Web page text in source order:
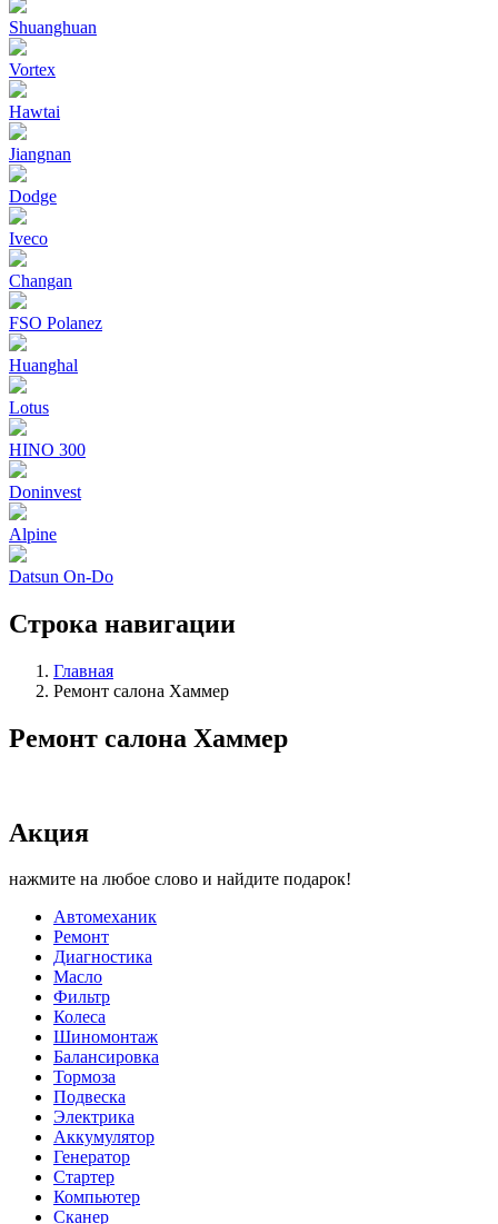
Shuanghuan
Vortex
Hawtai
Jiangnan
Dodge
Iveco
Changan
FSO Polanez
Huanghal
Lotus
HINO 300
Doninvest
Alpine
Datsun On-Do
Строка навигации
Главная
Ремонт салона Хаммер
Ремонт салона Хаммер
Акция
нажмите на любое слово и найдите подарок!
Автомеханик
Ремонт
Диагностика
Масло
Фильтр
Колеса
Шиномонтаж
Балансировка
Тормоза
Подвеска
Электрика
Аккумулятор
Генератор
Стартер
Компьютер
Сканер